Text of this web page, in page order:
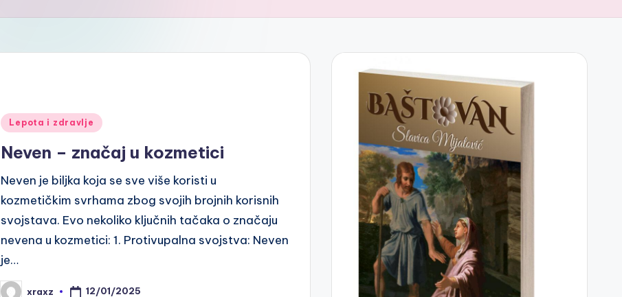
Posted
Lepota i zdravlje
Neven – značaj u kozmetici
Neven je biljka koja se sve više koristi u
kozmetičkim svrhama zbog svojih brojnih korisnih
svojstava. Evo nekoliko ključnih tačaka o značaju
nevena u kozmetici: 1. Protivupalna svojstva: Neven
je…
xraxz 12/01/2025